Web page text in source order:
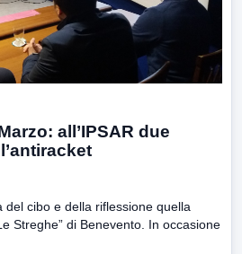
all’IPSAR due
del cibo e della riflessione quella
Streghe” di Benevento. In occasione